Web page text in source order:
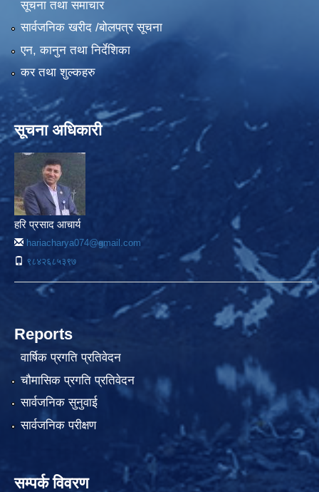
सूचना तथा समाचार
सार्वजनिक खरीद /बोलपत्र सूचना
एन, कानुन तथा निर्देशिका
कर तथा शुल्कहरु
सूचना अधिकारी
हरि प्रसाद आचार्य
hariacharya074@gmail.com
९८४२६८५३९७
Reports
वार्षिक प्रगति प्रतिवेदन
चौमासिक प्रगति प्रतिवेदन
सार्वजनिक सुनुवाई
सार्वजनिक परीक्षण
सम्पर्क विवरण